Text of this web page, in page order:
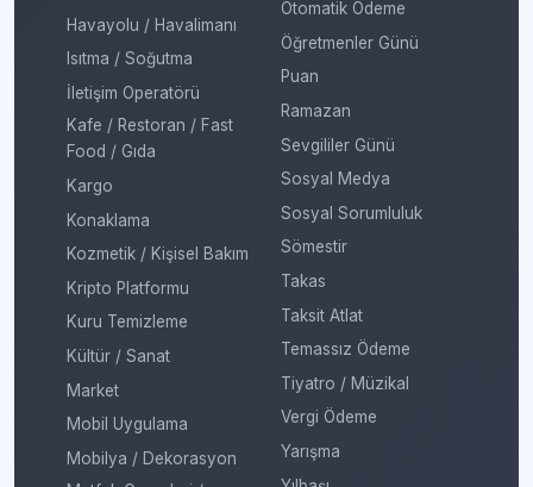
Havayolu / Havalimanı
Isıtma / Soğutma
İletişim Operatörü
Kafe / Restoran / Fast
Food / Gıda
Kargo
Konaklama
Kozmetik / Kişisel Bakım
Kripto Platformu
Kuru Temizleme
Kültür / Sanat
Market
Mobil Uygulama
Mobilya / Dekorasyon
Otomatik Ödeme
Öğretmenler Günü
Puan
Ramazan
Sevgililer Günü
Sosyal Medya
Sosyal Sorumluluk
Sömestir
Takas
Taksit Atlat
Temassız Ödeme
Tiyatro / Müzikal
Vergi Ödeme
Yarışma